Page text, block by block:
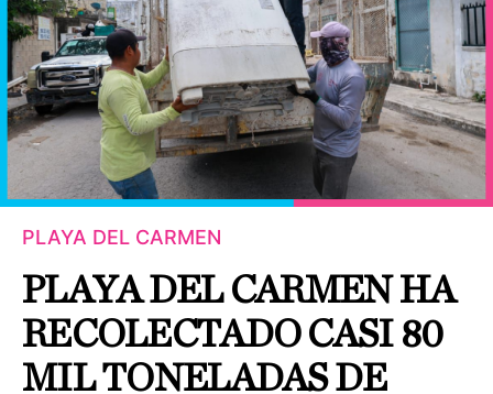
PLAYA DEL CARMEN
PLAYA DEL CARMEN HA
RECOLECTADO CASI 80
MIL TONELADAS DE